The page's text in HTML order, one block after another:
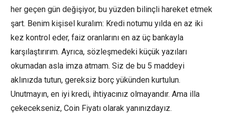
her geçen gün değişiyor, bu yüzden bilinçli hareket etmek
şart. Benim kişisel kuralım: Kredi notumu yılda en az iki
kez kontrol eder, faiz oranlarını en az üç bankayla
karşılaştırırım. Ayrıca, sözleşmedeki küçük yazıları
okumadan asla imza atmam. Siz de bu 5 maddeyi
aklınızda tutun, gereksiz borç yükünden kurtulun.
Unutmayın, en iyi kredi, ihtiyacınız olmayandır. Ama illa
çekecekseniz, Coin Fiyatı olarak yanınızdayız.